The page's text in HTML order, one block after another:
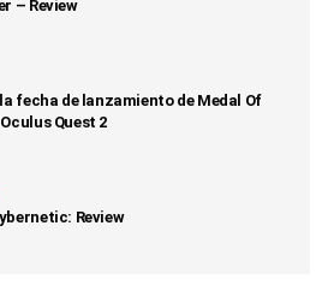
– Review
fecha de lanzamiento de Medal Of
Quest 2
Review